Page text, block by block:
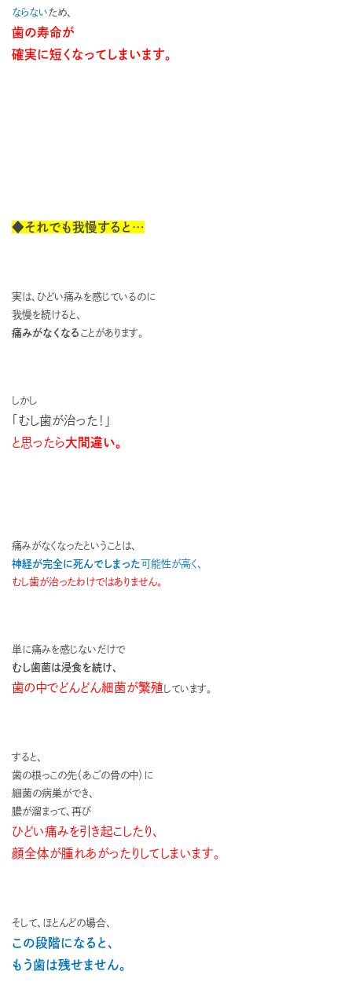
ならないため、
歯の寿命が
確実に短くなってしまいます。
◆それでも我慢すると…
実は、ひどい痛みを感じているのに
我慢を続けると、
痛みがなくなる ことがあります。
しかし
「むし歯が治った！」
と思ったら大間違い。
痛みがなくなったということは、
神経が完全に死んでしまった可能性が高く、
むし歯が治ったわけではありません。
単に痛みを感じないだけで
むし歯菌は浸食を続け、
歯の中でどんどん細菌が繁殖しています。
すると、
歯の根っこの先（あごの骨の中）に
細菌の病巣ができ、
膿が溜まって、再び
ひどい痛みを引き起こしたり、
顔全体が腫れあがったりしてしまいます。
そして、ほとんどの場合、
この段階になると、
もう歯は残せません。